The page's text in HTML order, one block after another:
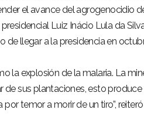
el avance del agrogenocidio
Luiz Inácio Lula da
de llegar a la presidencia en
la explosión de la malaria. La
de sus plantaciones, esto
temor a morir de un tiro”, reiteró